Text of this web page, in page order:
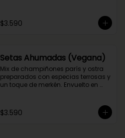
$3.590
Setas Ahumadas (Vegana)
Mix de champiñones parís y ostra
preparados con especias terrosas y
un toque de merkén. Envuelto en
$3.590